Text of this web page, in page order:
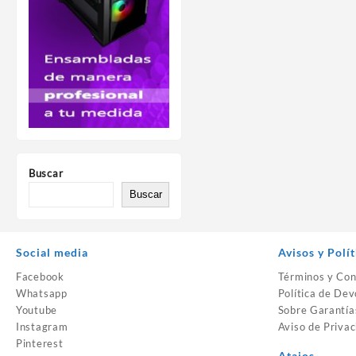
Buscar
Buscar
Social media
Facebook
Whatsapp
Youtube
Instagram
Pinterest
Avisos y
Términos y
Política de
Sobre
Aviso de